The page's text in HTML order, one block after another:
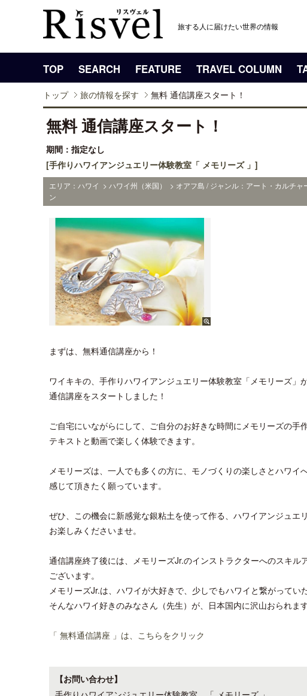
旅する人に届けたい世界の情報
TOP SEARCH FEATURE TRAVEL COLUMN
トップ 旅の情報を探す 無料 通信講座スタート！
無料 通信講座スタート！
期間：指定なし
[手作りハワイアンジュエリー体験教室「 メモリーズ 」]
エリア：ハワイ > ハワイ州（米国） > オアフ島 / ジャンル：アート・カルチ
ン
まずは、無料通信講座から！
ワイキキの、手作りハワイアンジュエリー体験教室「メモリーズ」
通信講座をスタートしました！
ご自宅にいながらにして、ご自分のお好きな時間にメモリーズの手
テキストと動画で楽しく体験できます。
メモリーズは、一人でも多くの方に、モノづくりの楽しさとハワイ
感じて頂きたく願っています。
ぜひ、この機会に新感覚な銀粘土を使って作る、ハワイアンジュエ
お楽しみくださいませ。
通信講座終了後には、メモリーズJr.のインストラクターへのスキル
ございます。
メモリーズJr.は、ハワイが大好きで、少しでもハワイと繋がってい
そんなハワイ好きのみなさん（先生）が、日本国内に沢山おられます
「 無料通信講座 」は、こちらをクリック
【お問い合わせ】